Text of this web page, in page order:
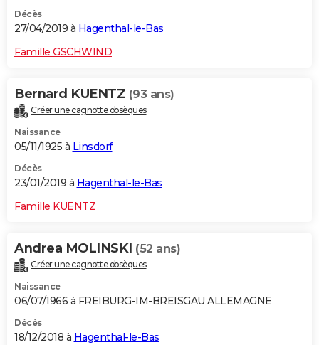
Décès
27/04/2019 à Hagenthal-le-Bas
Famille GSCHWIND
Bernard KUENTZ (93 ans)
Créer une cagnotte obsèques
Naissance
05/11/1925 à Linsdorf
Décès
23/01/2019 à Hagenthal-le-Bas
Famille KUENTZ
Andrea MOLINSKI (52 ans)
Créer une cagnotte obsèques
Naissance
06/07/1966 à FREIBURG-IM-BREISGAU ALLEMAGNE
Décès
18/12/2018 à Hagenthal-le-Bas